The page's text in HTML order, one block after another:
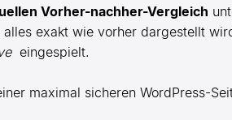
Vorher-nachher-Vergleich
exakt wie vorher dargestellt
eingespielt.
maximal sicheren WordPress-